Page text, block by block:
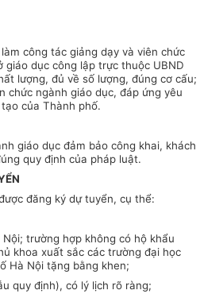
công tác giảng dạy và viên chức
giáo dục công lập trực thuộc UBND
ất lượng, đủ về số lượng, đúng cơ cấu;
chức ngành giáo dục, đáp ứng yêu
của Thành phố.
giáo dục đảm bảo công khai, khách
quy định của pháp luật.
đăng ký dự tuyển, cụ thể:
trường hợp không có hộ khẩu
khoa xuất sắc các trường đại học
Hà Nội tặng bằng khen;
quy định), có lý lịch rõ ràng;